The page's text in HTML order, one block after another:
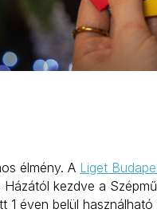
élmény. A Liget
Házától kezdve a
1 éven belül